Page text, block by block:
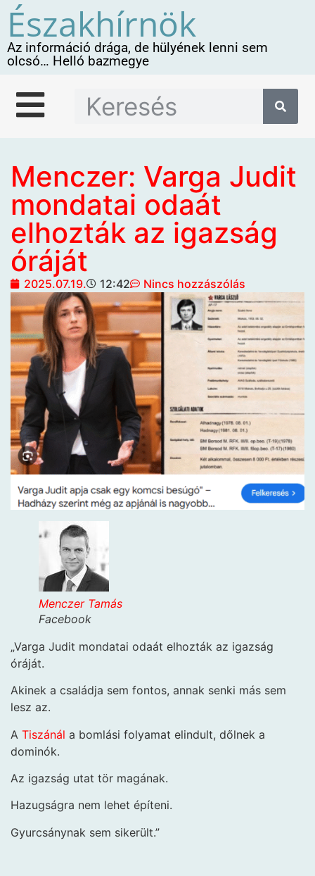
Északhírnök
Az információ drága, de hülyének lenni sem
olcsó… Helló bazmegye
Menczer: Varga Judit
mondatai odaát
elhozták az igazság
óráját
2025.07.19. 12:42 Nincs hozzászólás
Menczer Tamás
Facebook
„Varga Judit mondatai odaát elhozták az igazság
óráját.
Akinek a családja sem fontos, annak senki más sem
lesz az.
A Tiszánál a bomlási folyamat elindult, dőlnek a
dominók.
Az igazság utat tör magának.
Hazugságra nem lehet építeni.
Gyurcsánynak sem sikerült.”